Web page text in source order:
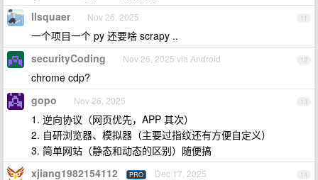
11
llsquaer Nov 26, 2025
一个项目一个 py 还要啥 scrapy ..
12
securityCoding Nov 26, 2025 via Android
chrome cdp?
13
gopo Nov 26, 2025
1. 逆向协议（网页优先，APP 其次）
2. 自研浏览器、模拟器（主要过指纹还有方便自定义）
3. 简单网站（静态和动态的区别）随便搞
14
xjiang1982154112 PRO Dec 17, 2025